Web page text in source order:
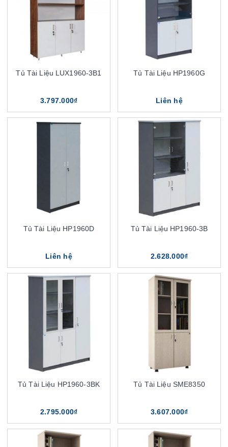
Tủ Tài Liệu LUX1960-3B1
3.797.000₫
Tủ Tài Liệu HP1960G
Liên hệ
Tủ Tài Liệu HP1960D
Liên hệ
Tủ Tài Liệu HP1960-3B
2.628.000₫
Tủ Tài Liệu HP1960-3BK
2.795.000₫
Tủ Tài Liệu SME8350
3.607.000₫